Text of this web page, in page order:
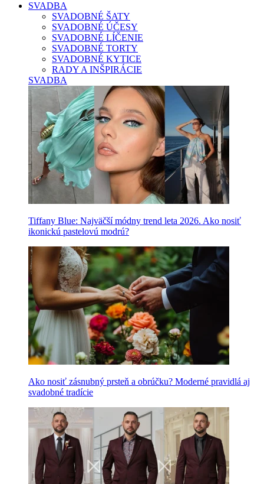
SVADBA
SVADOBNÉ ŠATY
SVADOBNÉ ÚČESY
SVADOBNÉ LÍČENIE
SVADOBNÉ TORTY
SVADOBNÉ KYTICE
RADY A INŠPIRÁCIE
SVADBA
Tiffany Blue: Najväčší módny trend leta 2026. Ako nosiť
ikonickú pastelovú modrú?
Ako nosiť zásnubný prsteň a obrúčku? Moderné pravidlá aj
svadobné tradície